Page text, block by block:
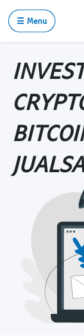
☰ Menu